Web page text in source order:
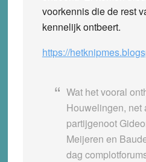
voorkennis die de rest
kennelijk ontbeert.
https://
Wat het vooral
Houwelingen, net
partijgenoot
Meijeren en
dag